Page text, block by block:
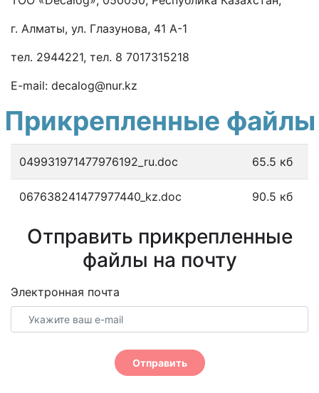
г. Алматы, ул. Глазунова, 41 А-1
тел. 2944221, тел. 8 7017315218
E-mail: deсalog@nur.kz
Прикрепленные файлы
049931971477976192_ru.doc 65.5 кб
067638241477977440_kz.doc 90.5 кб
Отправить прикрепленные
файлы на почту
Электронная почта
Отправить